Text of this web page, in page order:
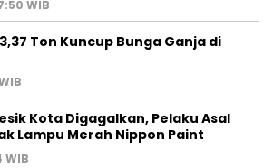
WIB
Ton Kuncup Bunga Ganja di
Kota Digagalkan, Pelaku Asal
Lampu Merah Nippon Paint
WIB